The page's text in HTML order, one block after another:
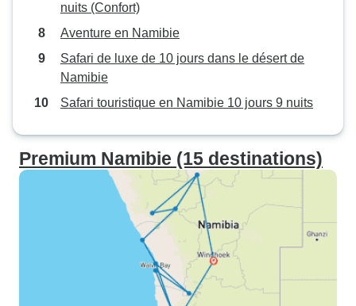
nuits (Confort)
Aventure en Namibie
Safari de luxe de 10 jours dans le désert de
Namibie
Safari touristique en Namibie 10 jours 9 nuits
Premium Namibie (15 destinations)